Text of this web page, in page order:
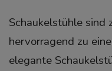
Schaukelstühle sind
hervorragend zu
elegante